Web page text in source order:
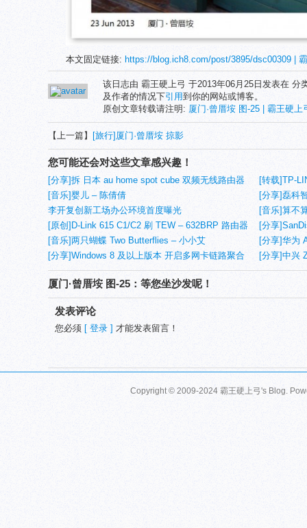
本文固定链接: https://blog.ich8.com/post/3895/dsc00309 |
该日志由 霸王硬上弓 于2013年06月25日发表在 分
及作者的情况下引用到你的网站或博客。
原创文章转载请注明: 厦门·曾厝垵 图-25 | 霸王硬上
【上一篇】 [旅行]厦门·曾厝垵 掠影
您可能还会对这些文章感兴趣！
[分享]拆 日本 au home spot cube 双频无线路由器
(1)
[转载]TP-
[音乐]婴儿 – 陈倩倩
[分享]磊科
李开复创新工场办公环境首度曝光
[音乐]算不
[原创]D-Link 615 C1/C2 刷 TEW – 632BRP 路由器
固件
[分享
[音乐]两只蝴蝶 Two Butterflies – 小小艾
[分享]华为
[分享]Windows 8 及以上版本 开启多网卡链路聚合
[分享]中兴
(5)
厦门·曾厝垵 图-25：等您坐沙发呢！
发表评论
您必须 [ 登录 ] 才能发表留言！
Copyright © 2009-2024 霸王硬上弓's Blog.